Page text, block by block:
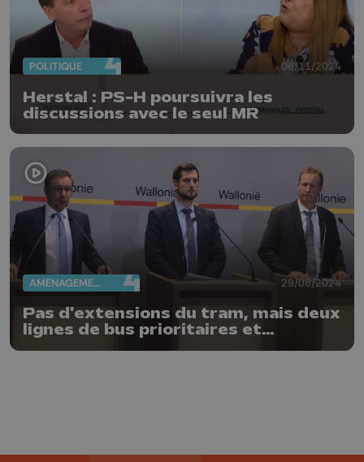
POLITIQUE 06/11/2024
Herstal : PS-H poursuivra les
discussions avec le seul MR
AMÉNAGEMENT DU TERRITOIRE 29/08/2024
Pas d'extensions du tram, mais deux
lignes de bus prioritaires et